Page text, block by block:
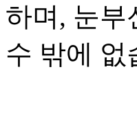
하며, 눈부
수 밖에 없